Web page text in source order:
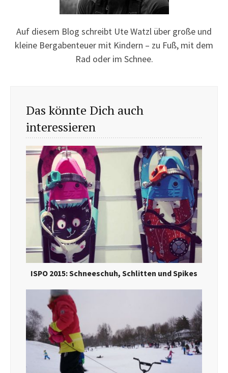
Auf diesem Blog schreibt Ute Watzl über große und
kleine Bergabenteuer mit Kindern – zu Fuß, mit dem
Rad oder im Schnee.
Das könnte Dich auch
interessieren
ISPO 2015: Schneeschuh, Schlitten und Spikes